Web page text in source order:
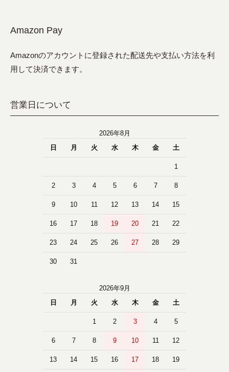
Amazon Pay
Amazonのアカウントに登録された配送先や支払い方法を利
用して決済できます。
営業日について
2026年8月
日
月 火 水 木 金 土
1
2 3 4 5 6 7 8
9 10 11 12 13 14 15
16 17 18 19 20 21 22
23 24 25 26 27 28 29
30 31
2026年9月
日
月 火 水 木 金 土
1 2 3 4 5
6 7 8 9 10 11 12
13 14 15 16 17 18 19